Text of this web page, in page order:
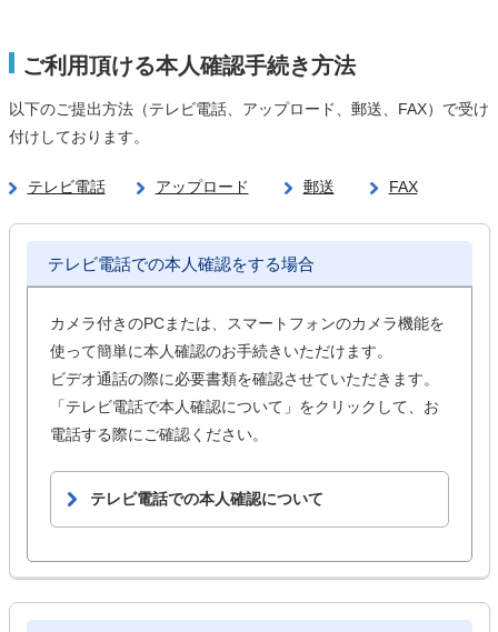
ご利用頂ける本人確認手続き方法
以下のご提出方法（テレビ電話、アップロード、郵送、FAX）で受け
付けしております。
テレビ電話 アップロード 郵送 FAX
テレビ電話での本人確認をする場合
カメラ付きのPCまたは、スマートフォンのカメラ機能を
使って簡単に本人確認のお手続きいただけます。
ビデオ通話の際に必要書類を確認させていただきます。
「テレビ電話で本人確認について」をクリックして、お
電話する際にご確認ください。
テレビ電話での本人確認について